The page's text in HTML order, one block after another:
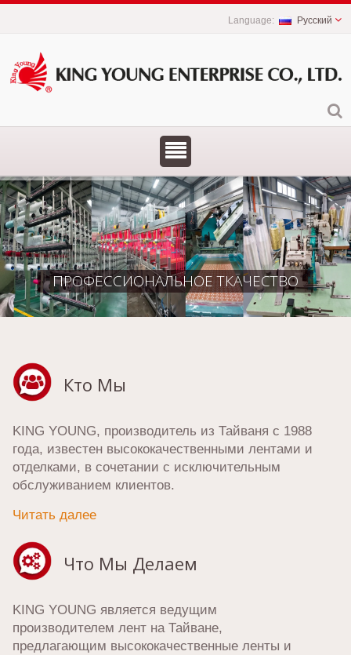
Русский
ПРОФЕССИОНАЛЬНОЕ ТКАЧЕСТВО
Кто Мы
KING YOUNG, производитель из Тайваня с 1988
года, известен высококачественными лентами и
отделками, в сочетании с исключительным
обслуживанием клиентов.
Читать далее
Что Мы Делаем
KING YOUNG является ведущим
производителем лент на Тайване,
предлагающим высококачественные ленты и